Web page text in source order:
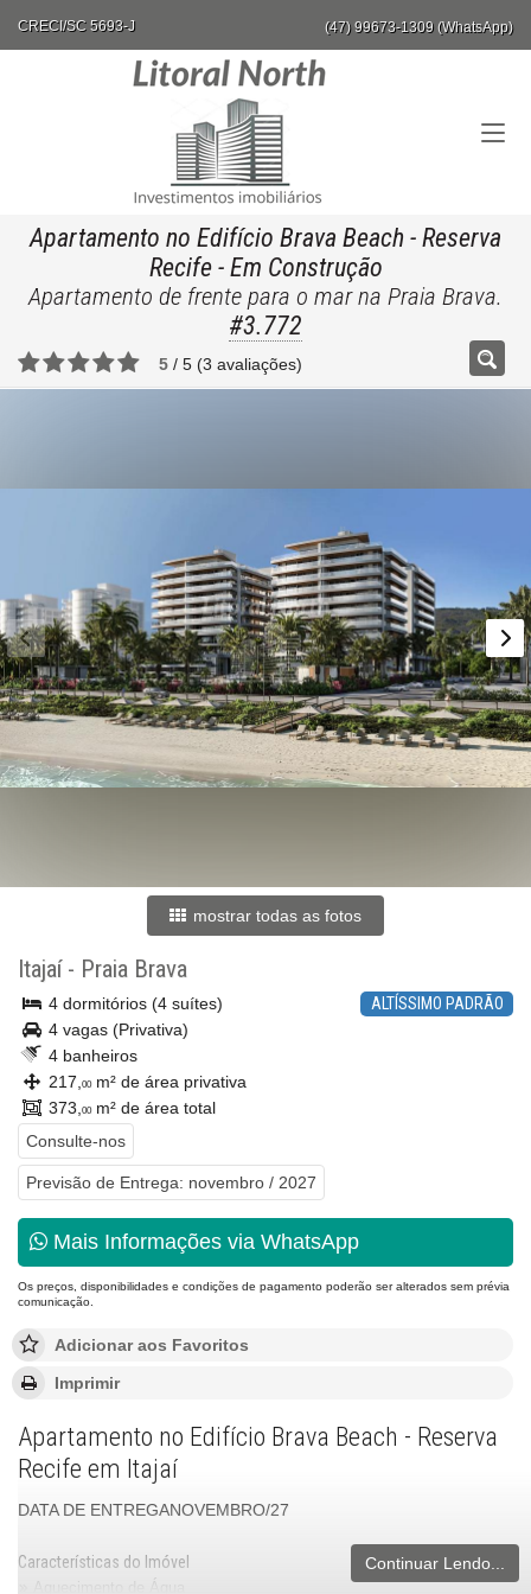
CRECI/SC 5693-J (47) 99673-1309 (WhatsApp)
Apartamento no Edifício Brava Beach - Reserva
Recife- Em Construção
Apartamento de frente para o mar na Praia Brava.
#3.772
5 / 5 (3 avaliações)
mostrar todas as fotos
Itajaí- Praia Brava
ALTÍSSIMO PADRÃO
4 dormitórios (4 suítes)
4 vagas (Privativa)
4 banheiros
217, 00m² de área privativa
373, 00m² de área total
Consulte-nos
Previsão de Entrega: novembro / 2027
Mais Informações via WhatsApp
Os preços, disponibilidades e condições de pagamento poderão ser alterados sem prévia
comunicação.
Adicionar aos Favoritos
Imprimir
Apartamento no Edifício Brava Beach - Reserva
Recife em Itajaí
DATA DE ENTREGANOVEMBRO/27
Características do Imóvel Continuar Lendo...